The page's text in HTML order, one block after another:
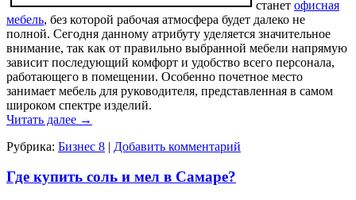
станет офисная
мебель, без которой рабочая атмосфера будет далеко не
полной. Сегодня данному атрибуту уделяется значительное
внимание, так как от правильно выбранной мебели напрямую
зависит последующий комфорт и удобство всего персонала,
работающего в помещении. Особенно почетное место
занимает мебель для руководителя, представленная в самом
широком спектре изделий.
Читать далее →
Рубрика: Бизнес 8 | Добавить комментарий
Где купить соль и мел в Самаре?